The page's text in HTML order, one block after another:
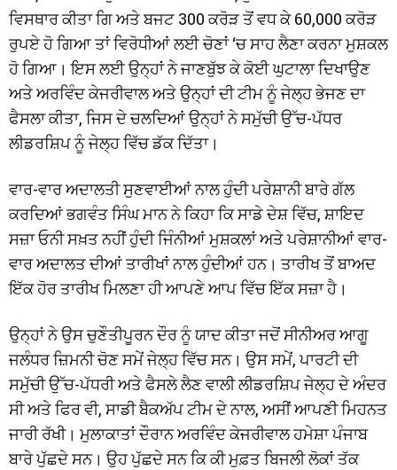
ਵਿਸਥਾਰ ਕੀਤਾ ਗਿ ਅਤੇ ਬਜਟ 300 ਕਰੋੜ ਤੋਂ ਵਧ ਕੇ 60,000 ਕਰੋੜ
ਰੁਪਏ ਹੋ ਗਿਆ ਤਾਂ ਵਿਰੋਧੀਆਂ ਲਈ ਚੋਣਾਂ ‘ਚ ਸਾਹ ਲੈਣਾ ਕਰਨਾ ਮੁਸ਼ਕਲ
ਹੋ ਗਿਆ। ਇਸ ਲਈ ਉਨ੍ਹਾਂ ਨੇ ਜਾਣਬੁੱਝ ਕੇ ਕੋਈ ਘੁਟਾਲਾ ਦਿਖਾਉਣ
ਅਤੇ ਅਰਵਿੰਦ ਕੇਜਰੀਵਾਲ ਅਤੇ ਉਨ੍ਹਾਂ ਦੀ ਟੀਮ ਨੂੰ ਜੇਲ੍ਹ ਭੇਜਣ ਦਾ
ਫੈਸਲਾ ਕੀਤਾ, ਜਿਸ ਦੇ ਚਲਦਿਆਂ ਉਨ੍ਹਾਂ ਨੇ ਸਮੁੱਚੀ ਉੱਚ-ਪੱਧਰ
ਲੀਡਰਸ਼ਿਪ ਨੂੰ ਜੇਲ੍ਹ ਵਿੱਚ ਡੱਕ ਦਿੱਤਾ।
ਵਾਰ-ਵਾਰ ਅਦਾਲਤੀ ਸੁਣਵਾਈਆਂ ਨਾਲ ਹੁੰਦੀ ਪਰੇਸ਼ਾਨੀ ਬਾਰੇ ਗੱਲ
ਕਰਦਿਆਂ ਭਗਵੰਤ ਸਿੰਘ ਮਾਨ ਨੇ ਕਿਹਾ ਕਿ ਸਾਡੇ ਦੇਸ਼ ਵਿੱਚ, ਸ਼ਾਇਦ
ਸਜ਼ਾ ਓਨੀ ਸਖ਼ਤ ਨਹੀਂ ਹੁੰਦੀ ਜਿੰਨੀਆਂ ਮੁਸ਼ਕਲਾਂ ਅਤੇ ਪਰੇਸ਼ਾਨੀਆਂ ਵਾਰ-
ਵਾਰ ਅਦਾਲਤ ਦੀਆਂ ਤਾਰੀਖਾਂ ਨਾਲ ਹੁੰਦੀਆਂ ਹਨ। ਤਾਰੀਖ ਤੋਂ ਬਾਅਦ
ਇੱਕ ਹੋਰ ਤਾਰੀਖ ਮਿਲਣਾ ਹੀ ਆਪਣੇ ਆਪ ਵਿੱਚ ਇੱਕ ਸਜ਼ਾ ਹੈ।
ਉਨ੍ਹਾਂ ਨੇ ਉਸ ਚੁਣੌਤੀਪੂਰਨ ਦੌਰ ਨੂੰ ਯਾਦ ਕੀਤਾ ਜਦੋਂ ਸੀਨੀਅਰ ਆਗੂ
ਜਲੰਧਰ ਜ਼ਿਮਨੀ ਚੋਣ ਸਮੇਂ ਜੇਲ੍ਹ ਵਿੱਚ ਸਨ। ਉਸ ਸਮੇਂ, ਪਾਰਟੀ ਦੀ
ਸਮੁੱਚੀ ਉੱਚ-ਪੱਧਰੀ ਅਤੇ ਫੈਸਲੇ ਲੈਣ ਵਾਲੀ ਲੀਡਰਸ਼ਿਪ ਜੇਲ੍ਹ ਦੇ ਅੰਦਰ
ਸੀ ਅਤੇ ਫਿਰ ਵੀ, ਸਾਡੀ ਬੈਕਅੱਪ ਟੀਮ ਦੇ ਨਾਲ, ਅਸੀਂ ਆਪਣੀ ਮਿਹਨਤ
ਜਾਰੀ ਰੱਖੀ। ਮੁਲਾਕਾਤਾਂ ਦੌਰਾਨ ਅਰਵਿੰਦ ਕੇਜਰੀਵਾਲ ਹਮੇਸ਼ਾ ਪੰਜਾਬ
ਬਾਰੇ ਪੁੱਛਦੇ ਸਨ। ਉਹ ਪੁੱਛਦੇ ਸਨ ਕਿ ਕੀ ਮੁਫ਼ਤ ਬਿਜਲੀ ਲੋਕਾਂ ਤੱਕ